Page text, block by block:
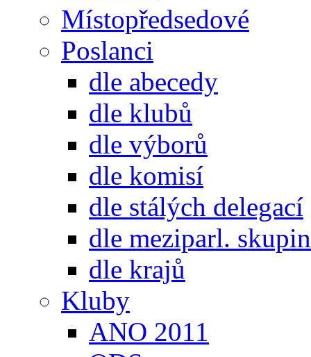
Místopředsedové
Poslanci
dle abecedy
dle klubů
dle výborů
dle komisí
dle stálých delegací
dle meziparl. skupin
dle krajů
Kluby
ANO 2011